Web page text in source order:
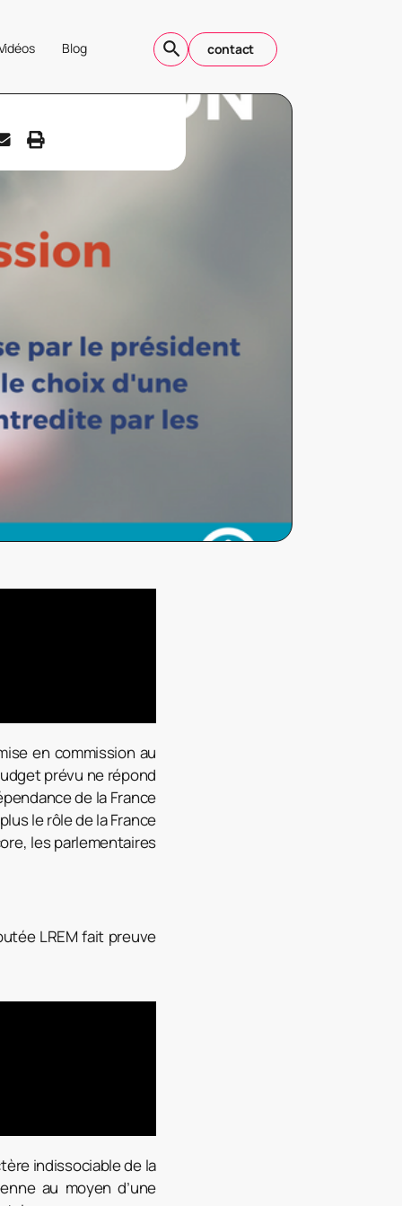
Blog contact
en commission au
prévu ne répond
de la France
le rôle de la France
les parlementaires
LREM fait preuve
indissociable de la
au moyen d’une